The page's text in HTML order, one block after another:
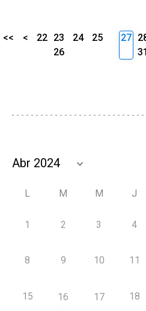
<< < 22 23 24
25
26
27
31
L M M J
1 2 3 4
8 9 10 11
15 16 17 18